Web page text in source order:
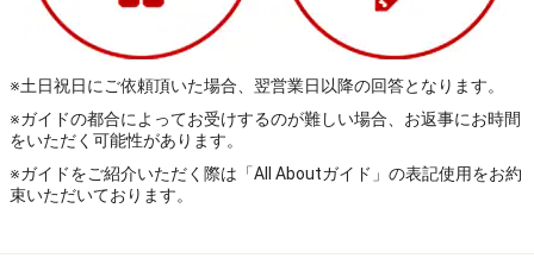
※土日祝日にご依頼頂いた場合、翌営業日以降の回答となります。
※ガイドの都合によってお受けするのが難しい場合、お返事にお時間
をいただく可能性があります。
※ガイドをご紹介いただく際は「All Aboutガイド」の表記使用をお約
束いただいております。